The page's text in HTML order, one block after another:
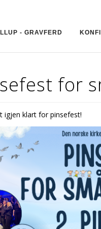
- GRAVFERD
for
igjen klart for pinsefest!